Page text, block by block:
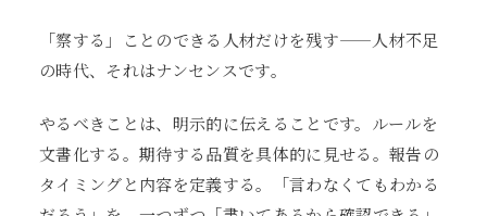
「察する」ことのできる人材だけを残す——人材不足
の時代、それはナンセンスです。
やるべきことは、明示的に伝えることです。ルールを
文書化する。期待する品質を具体的に見せる。報告の
タイミングと内容を定義する。「言わなくてもわかる